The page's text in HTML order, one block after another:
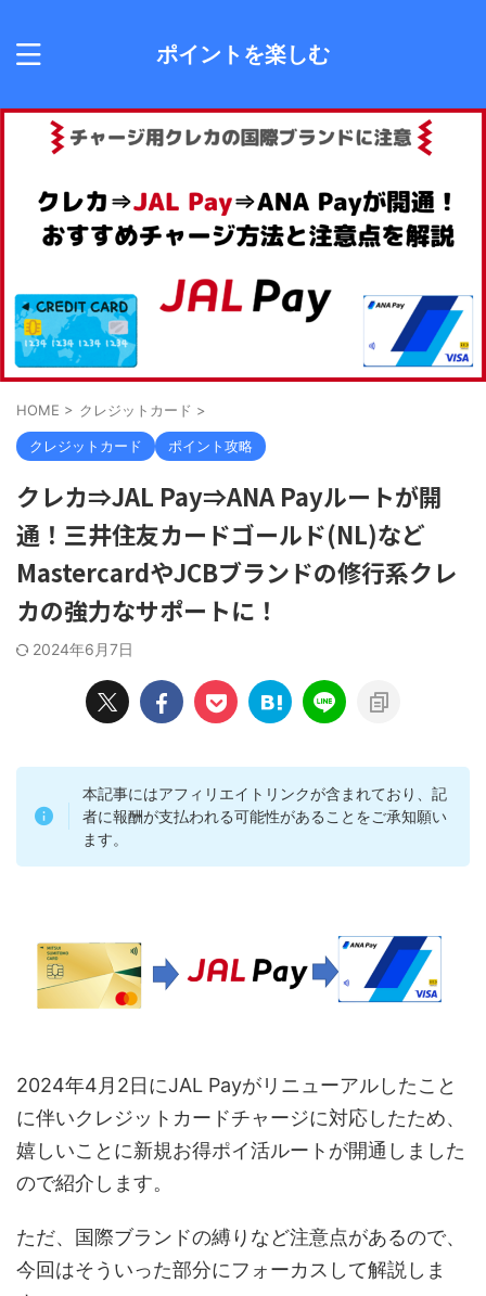
ポイントを楽しむ
HOME > クレジットカード >
クレジットカード ポイント攻略
クレカ⇒JAL Pay⇒ANA Payルートが開
通！三井住友カードゴールド(NL)など
MastercardやJCBブランドの修行系クレ
カの強力なサポートに！
2024年6月7日
本記事にはアフィリエイトリンクが含まれており、記
者に報酬が支払われる可能性があることをご承知願い
ます。
2024年4月2日にJAL Payがリニューアルしたこと
に伴いクレジットカードチャージに対応したため、
嬉しいことに新規お得ポイ活ルートが開通しました
ので紹介します。
ただ、国際ブランドの縛りなど注意点があるので、
今回はそういった部分にフォーカスして解説しま